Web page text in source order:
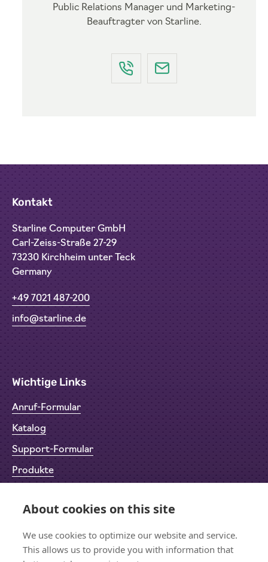
Public Relations Manager und Marketing-
Beauftragter von Starline.
Kontakt
Starline Computer GmbH
Carl-Zeiss-Straße 27-29
73230 Kirchheim unter Teck
Germany
+49 7021 487-200
info@starline.de
Wichtige Links
Anruf-Formular
Katalog
Support-Formular
Produkte
Datenschutz
Impressum
About cookies on this site
We use cookies to optimize our website and service.
This allows us to provide you with information that